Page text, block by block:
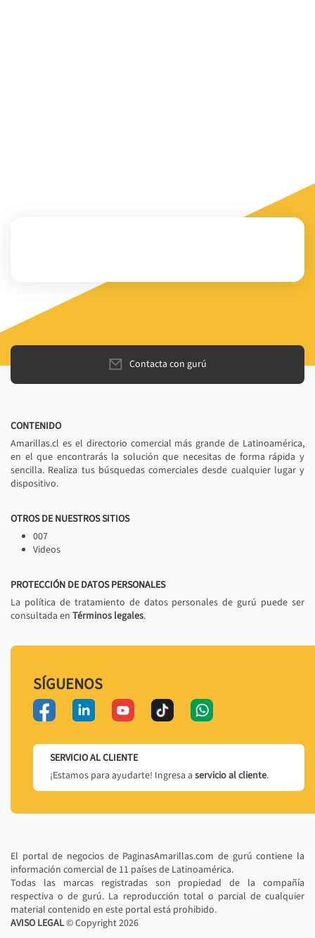
Contacta con gurú
CONTENIDO
Amarillas.cl es el directorio comercial más grande de Latinoamérica,
en el que encontrarás la solución que necesitas de forma rápida y
sencilla. Realiza tus búsquedas comerciales desde cualquier lugar y
dispositivo.
OTROS DE NUESTROS SITIOS
007
Videos
PROTECCIÓN DE DATOS PERSONALES
La política de tratamiento de datos personales de gurú puede ser
consultada en Términos legales.
SÍGUENOS
SERVICIO AL CLIENTE
¡Estamos para ayudarte! Ingresa a servicio al cliente.
El portal de negocios de PaginasAmarillas.com de gurú contiene la
información comercial de 11 países de Latinoamérica.
Todas las marcas registradas son propiedad de la compañía
respectiva o de gurú. La reproducción total o parcial de cualquier
material contenido en este portal está prohibido.
AVISO LEGAL© Copyright2026